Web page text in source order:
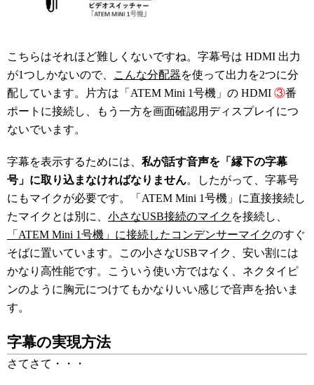
こちらはそれほど難しくないですね。字幕号は HDMI 出力
が1つしかないので、
こんな分配器を使って出力を2つに分
配しています。片方は「ATEM Mini 1号機」の HDMI ③番
ポートに接続し、もう一方を画面確認用ディスプレイにつ
ないでいます。
字幕を表示するためには、 私が話す音声を「縁下の字幕
号」に取り込まなければなりません。したがって、字幕号
にもマイクが必要です。「ATEM Mini 1号機」に直接接続し
たマイクとは別に、 小さなUSB接続のマイク を接続し、
「ATEM Mini 1号機」に接続したコンデンサーマイクのすぐ
そばに置いています。この小さなUSBマイク、安い割には
かなり高性能です。こういう使い方ではなく、ネクタイピ
ンのように胸元につけてもかなりいい感じで音声を拾いま
す。
字幕の実現方法
さてさて・・・